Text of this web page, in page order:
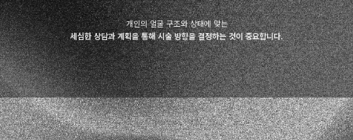
개인의 얼굴 구조와 상태에 맞는
세심한 상담과 계획을 통해 시술 방향을 결정하는 것이 중요합니다.